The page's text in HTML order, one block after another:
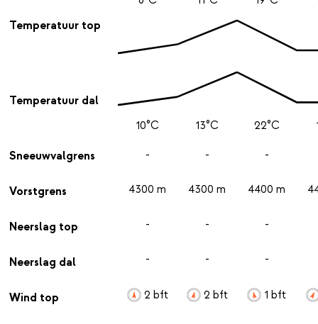
Temperatuur top
Temperatuur dal
Sneeuwvalgrens
Vorstgrens
Neerslag top
Neerslag dal
Wind top
10°C
-
4300 m
-
-
2 bft
13°C
-
4300 m
-
-
2 bft
22°C
-
4400 m
-
-
1 bft